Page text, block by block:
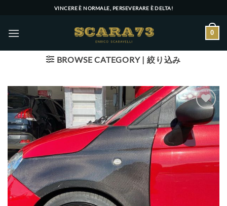
content
VINCERE È NORMALE, PERSEVERARE È DELTA!
0
BROWSE CATEGORY | 絞り込み
Add to wishlist